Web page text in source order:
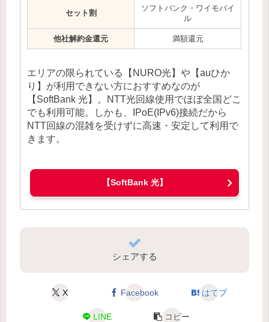
セット割
ソフトバンク・ワイモバイ
ル
他社解約金還元 満額還元
エリアの限られている【NURO光】や【auひか
り】が利用できない方におすすめなのが
【SoftBank 光】。NTT光回線使用でほぼ全国どこ
でも利用可能。しかも、IPoE(IPv6)接続だから
NTT回線の混雑を受けずに高速・安定して利用で
きます。
【SoftBank 光】
シェアする
X Facebook はてブ
LINE コピー